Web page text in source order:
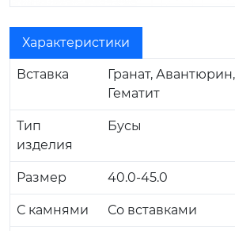
Характеристики
Вставка
Гранат,
Гематит
Тип
изделия
Бусы
Размер 40.0-45.0
С камнями Со вставками